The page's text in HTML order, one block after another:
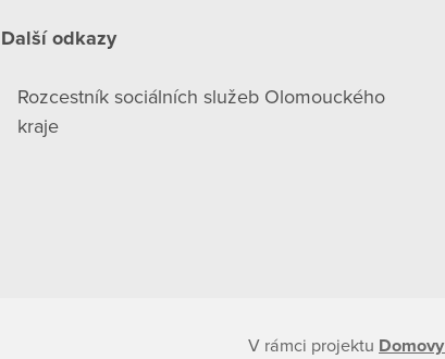
Další odkazy
Rozcestník sociálních služeb Olomouckého
kraje
V rámci projektu